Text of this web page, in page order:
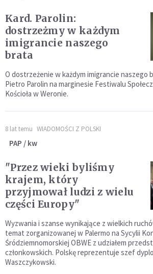
Kard. Parolin:
dostrzeżmy w każdym
imigrancie naszego
brata
O dostrzeżenie w każdym imigrancie naszego
Pietro Parolin na marginesie Festiwalu
Kościoła w Weronie.
8 lat temu WIADOMOŚCI Z POLSKI
PAP / kw
"Przez wieki byliśmy
krajem, który
przyjmował ludzi z wielu
części Europy"
Wyzwania i szanse wynikające z wielkich
temat zorganizowanej w Palermo na Sycylii
Śródziemnomorskiej OBWE z udziałem
członkowskich. Polskę reprezentuje szef
Waszczykowski.